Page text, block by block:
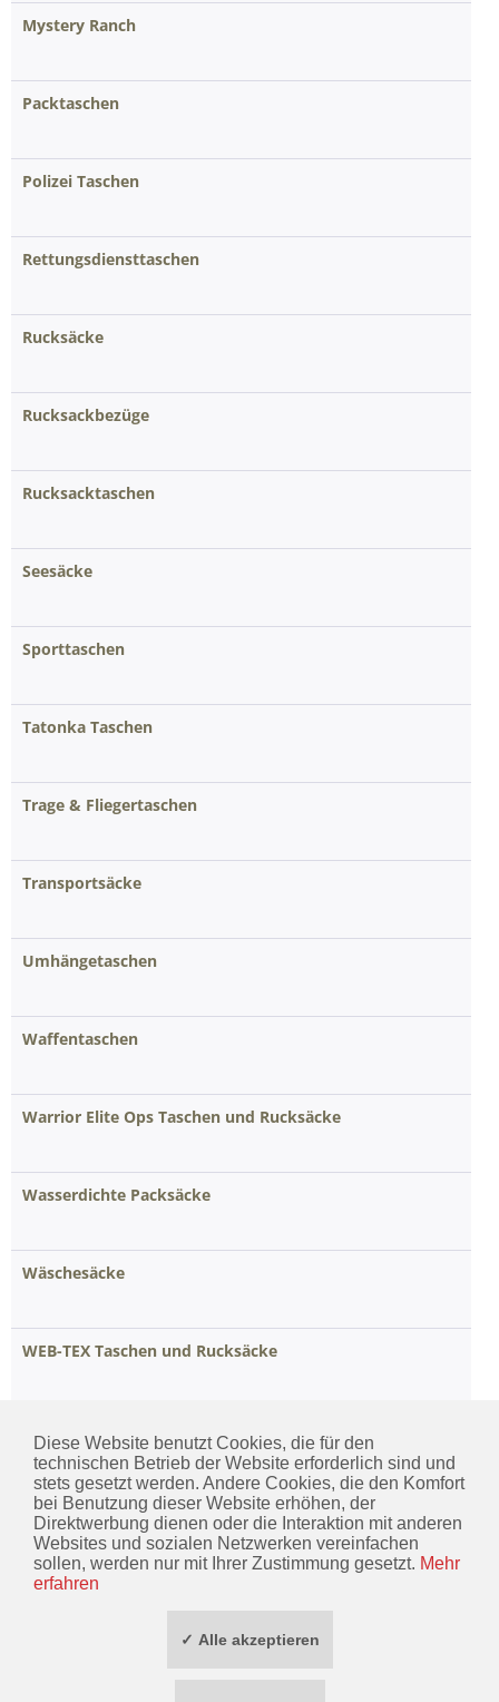
Mystery Ranch
Packtaschen
Polizei Taschen
Rettungsdiensttaschen
Rucksäcke
Rucksackbezüge
Rucksacktaschen
Seesäcke
Sporttaschen
Tatonka Taschen
Trage & Fliegertaschen
Transportsäcke
Umhängetaschen
Waffentaschen
Warrior Elite Ops Taschen und Rucksäcke
Wasserdichte Packsäcke
Wäschesäcke
WEB-TEX Taschen und Rucksäcke
KONTAKT
INFORMATIONEN
ZAHLUNG / VERSAND
Diese Website benutzt Cookies, die für den
technischen Betrieb der Website erforderlich sind und
stets gesetzt werden. Andere Cookies, die den Komfort
bei Benutzung dieser Website erhöhen, der
Direktwerbung dienen oder die Interaktion mit anderen
Websites und sozialen Netzwerken vereinfachen
sollen, werden nur mit Ihrer Zustimmung gesetzt. Mehr
erfahren
✓ Alle akzeptieren